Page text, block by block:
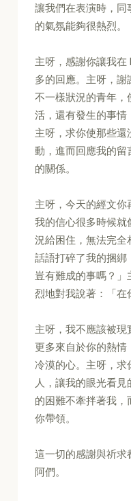
讓我們在表演時，
的氣氛能夠很熱烈。
主呀，感謝你讓我在
多的回應。主呀，
不一樣狀況的青年，
活，還有發生的事情
主呀，求你使那些
動，進而回應我的
的關係。
主呀，今天的經文你
我的信心很多時候就
況給困住，無法完全
話語打碎了我的捆
豈有難成的事嗎？
烈地對我說著：「在
主呀，我不應該被
更多來自於你的熱
冷漠的心。主呀，求
人，讓我的眼光看
的困難不牽拌著我
你帶領。
這一切的感謝與祈求
阿們。